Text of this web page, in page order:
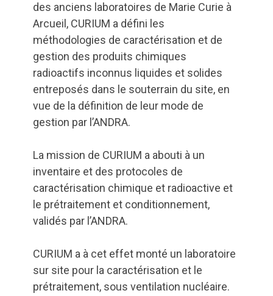
des anciens laboratoires de Marie Curie à
Arcueil, CURIUM a défini les
méthodologies de caractérisation et de
gestion des produits chimiques
radioactifs inconnus liquides et solides
entreposés dans le souterrain du site, en
vue de la définition de leur mode de
gestion par l’ANDRA.
La mission de CURIUM a abouti à un
inventaire et des protocoles de
caractérisation chimique et radioactive et
le prétraitement et conditionnement,
validés par l’ANDRA.
CURIUM a à cet effet monté un laboratoire
sur site pour la caractérisation et le
prétraitement, sous ventilation nucléaire.